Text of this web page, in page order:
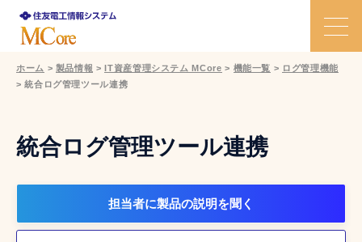
特長
課題と解決策
機能
活用事例
ホーム > 製品情報 > IT資産管理システム MCore > 機能一覧 > ログ管理機能
>統合ログ管理ツール連携
統合ログ管理ツール連携
担当者に製品の説明を聞く